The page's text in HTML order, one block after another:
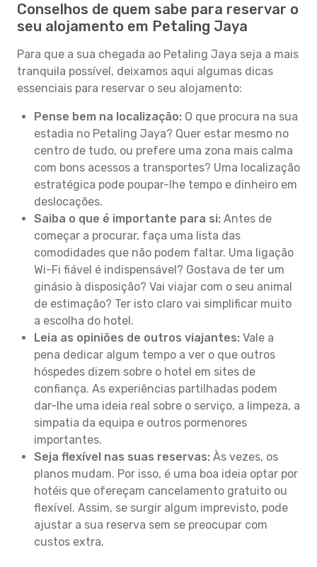
Conselhos de quem sabe para reservar o
seu alojamento em Petaling Jaya
Para que a sua chegada ao Petaling Jaya seja a mais
tranquila possível, deixamos aqui algumas dicas
essenciais para reservar o seu alojamento:
Pense bem na localização: O que procura na sua
estadia no Petaling Jaya? Quer estar mesmo no
centro de tudo, ou prefere uma zona mais calma
com bons acessos a transportes? Uma localização
estratégica pode poupar-lhe tempo e dinheiro em
deslocações.
Saiba o que é importante para si: Antes de
começar a procurar, faça uma lista das
comodidades que não podem faltar. Uma ligação
Wi-Fi fiável é indispensável? Gostava de ter um
ginásio à disposição? Vai viajar com o seu animal
de estimação? Ter isto claro vai simplificar muito
a escolha do hotel.
Leia as opiniões de outros viajantes: Vale a
pena dedicar algum tempo a ver o que outros
hóspedes dizem sobre o hotel em sites de
confiança. As experiências partilhadas podem
dar-lhe uma ideia real sobre o serviço, a limpeza, a
simpatia da equipa e outros pormenores
importantes.
Seja flexível nas suas reservas: Às vezes, os
planos mudam. Por isso, é uma boa ideia optar por
hotéis que ofereçam cancelamento gratuito ou
flexível. Assim, se surgir algum imprevisto, pode
ajustar a sua reserva sem se preocupar com
custos extra.